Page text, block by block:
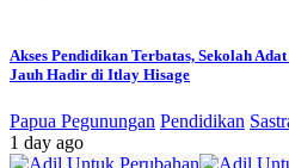
Akses Pendidikan Terbatas, Sekolah
Jauh Hadir di Itlay Hisage
Papua Pegunungan Pendidikan
1 day ago